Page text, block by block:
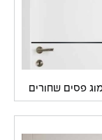
שחורים